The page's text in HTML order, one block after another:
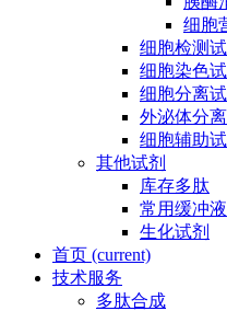
细胞
细胞检测试
细胞染色试
细胞分离试
外泌体分
细胞辅助试
其他试剂
库存多肽
常用缓冲液
生化试剂
首页 (current)
技术服务
多肽合成